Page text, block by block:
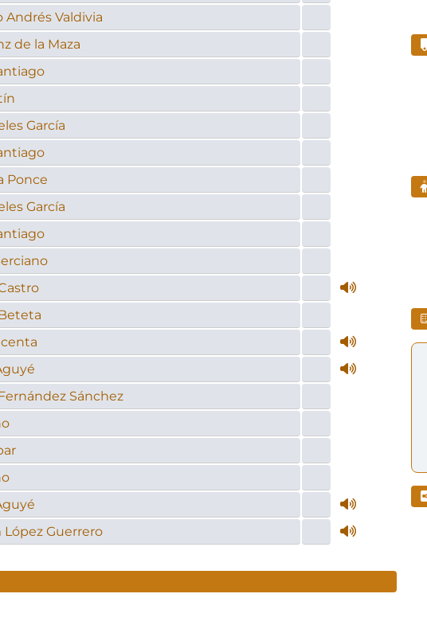
Andrés Valdivia
de la Maza
García
Ponce
García
Sánchez
López Guerrero